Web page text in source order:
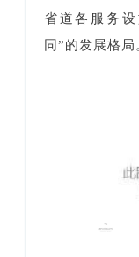
省道各服务
同”的发展格局